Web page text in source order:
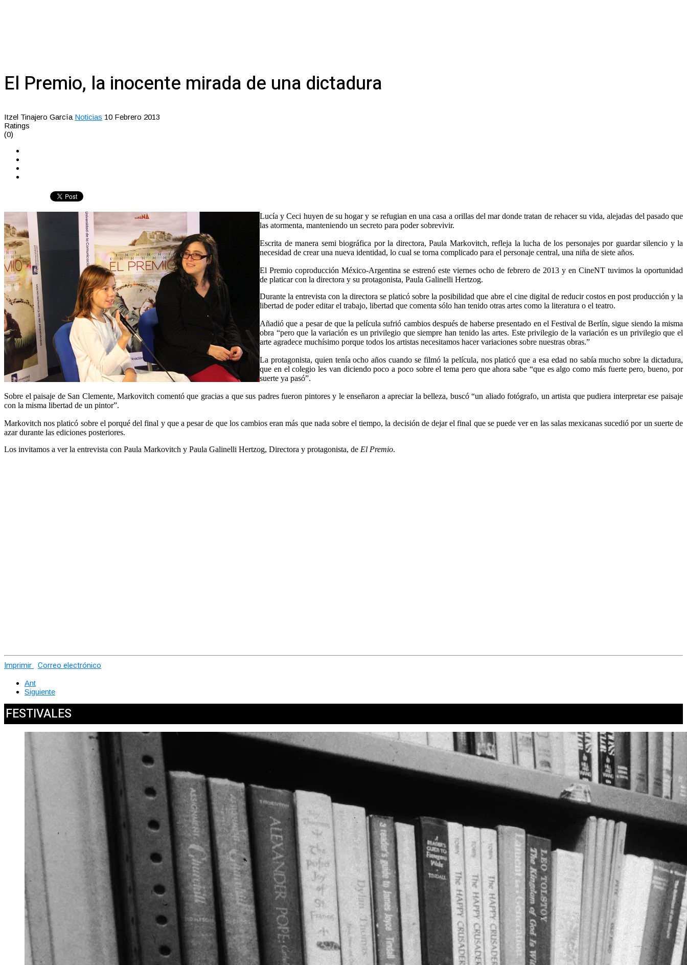
El Premio, la inocente mirada de una dictadura
Itzel Tinajero García Noticias 10 Febrero 2013
Ratings
(0)
Lucía y Ceci huyen de su hogar y se refugian en una casa a orillas del mar donde tratan de rehacer su vida, alejadas del pasado que
las atormenta, manteniendo un secreto para poder sobrevivir.
Escrita de manera semi biográfica por la directora, Paula Markovitch, refleja la lucha de los personajes por guardar silencio y la
necesidad de crear una nueva identidad, lo cual se torna complicado para el personaje central, una niña de siete años.
El Premio coproducción México-Argentina se estrenó este viernes ocho de febrero de 2013 y en CineNT tuvimos la oportunidad
de platicar con la directora y su protagonista, Paula Galinelli Hertzog.
Durante la entrevista con la directora se platicó sobre la posibilidad que abre el cine digital de reducir costos en post producción y la
libertad de poder editar el trabajo, libertad que comenta sólo han tenido otras artes como la literatura o el teatro.
Añadió que a pesar de que la película sufrió cambios después de haberse presentado en el Festival de Berlín, sigue siendo la misma
obra “pero que la variación es un privilegio que siempre han tenido las artes. Este privilegio de la variación es un privilegio que el
arte agradece muchísimo porque todos los artistas necesitamos hacer variaciones sobre nuestras obras.”
La protagonista, quien tenía ocho años cuando se filmó la película, nos platicó que a esa edad no sabía mucho sobre la dictadura,
que en el colegio les van diciendo poco a poco sobre el tema pero que ahora sabe “que es algo como más fuerte pero, bueno, por
suerte ya pasó”.
Sobre el paisaje de San Clemente, Markovitch comentó que gracias a que sus padres fueron pintores y le enseñaron a apreciar la belleza, buscó “un aliado fotógrafo, un artista que pudiera interpretar ese paisaje
con la misma libertad de un pintor”.
Markovitch nos platicó sobre el porqué del final y que a pesar de que los cambios eran más que nada sobre el tiempo, la decisión de dejar el final que se puede ver en las salas mexicanas sucedió por un suerte de
azar durante las ediciones posteriores.
Los invitamos a ver la entrevista con Paula Markovitch y Paula Galinelli Hertzog, Directora y protagonista, de El Premio.
Imprimir Correo electrónico
Ant
Siguiente
FESTIVALES